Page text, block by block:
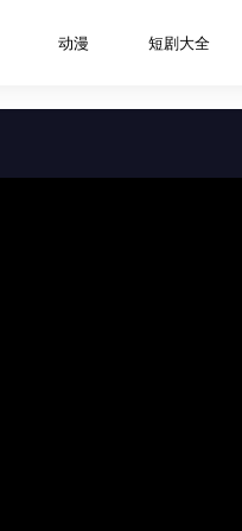
动漫 短剧大全